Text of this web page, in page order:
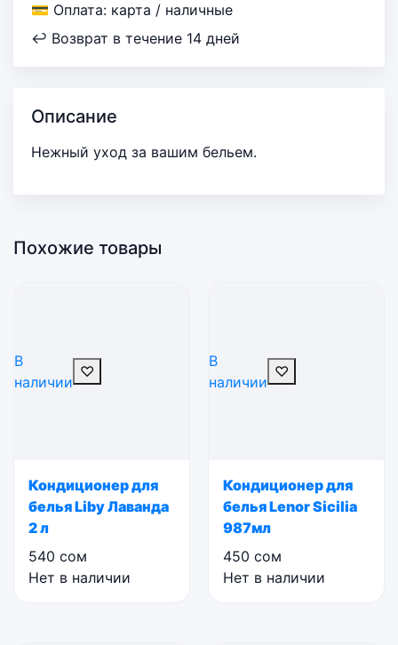
💳 Оплата: карта / наличные
↩ Возврат в течение 14 дней
Описание
Нежный уход за вашим бельем.
Похожие товары
В
наличии
♡
Кондиционер для
белья Liby Лаванда
2 л
540 сом
Нет в наличии
В
наличии
♡
Кондиционер для
белья Lenor Sicilia
987мл
450 сом
Нет в наличии